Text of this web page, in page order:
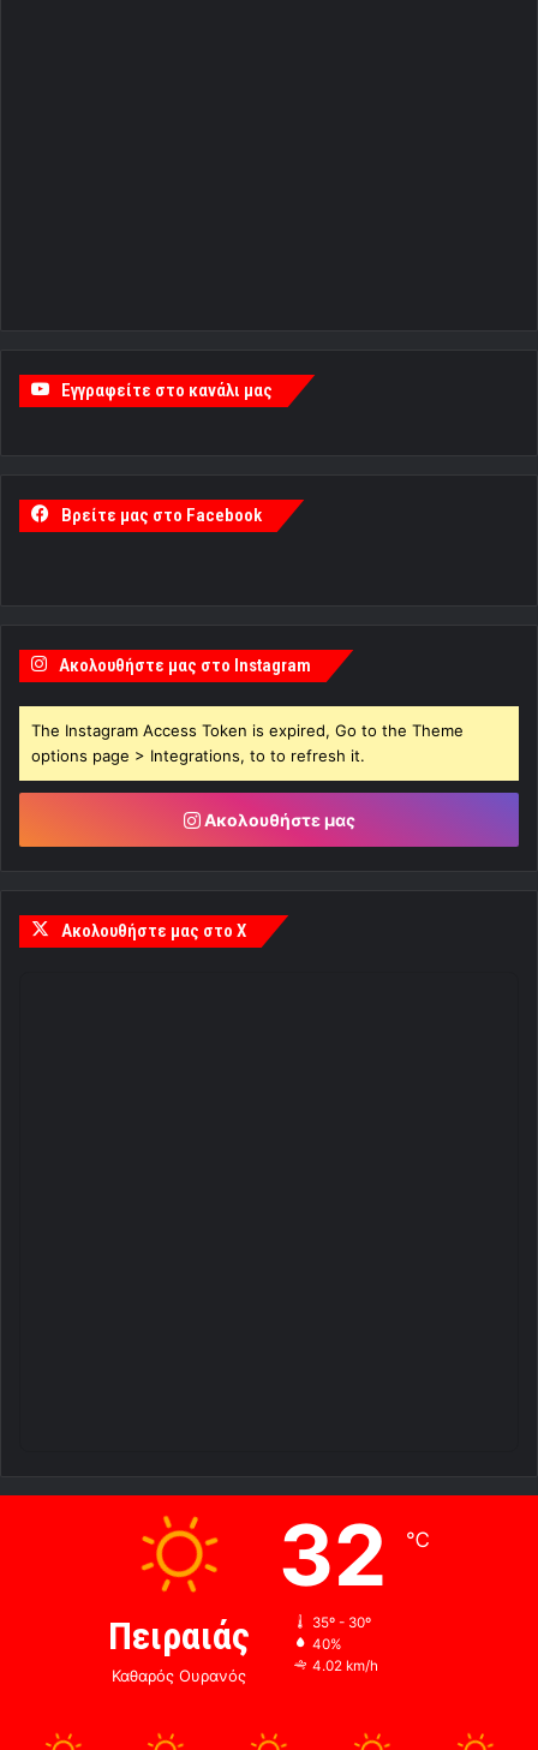
Εγγραφείτε στο κανάλι μας
Βρείτε μας στο Facebook
Ακολουθήστε μας στο Instagram
The Instagram Access Token is expired, Go to the Theme
options page > Integrations, to to refresh it.
Ακολουθήστε μας
Ακολουθήστε μας στο X
Πειραιάς
Καθαρός Ουρανός
32 ℃
35º - 30º
40%
4.02 km/h